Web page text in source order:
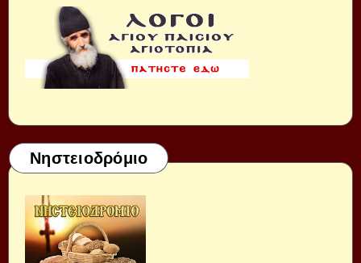
Νηστειοδρόμιο